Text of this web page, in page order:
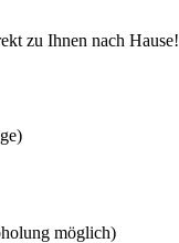
zu Ihnen nach Hause!
möglich)